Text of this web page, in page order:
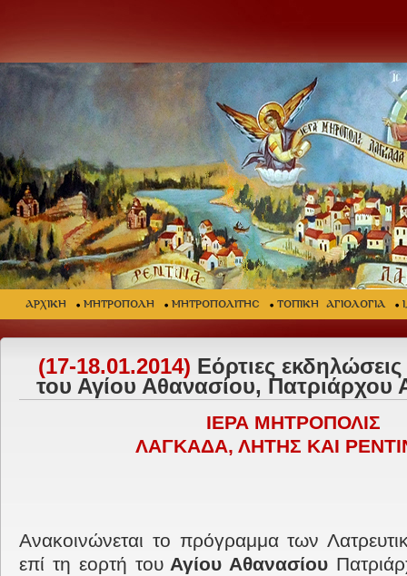
ΑΡΧΙΚΗ ΜΗΤΡΟΠΟΛΗ ΜΗΤΡΟΠΟΛΙΤΗΣ ΤΟΠΙΚΗ ΑΓΙΟΛΟΓΙΑ
(17-18.01.2014) Εόρτιες
του Αγίου Αθανασίου, Πατριάρχου
ΙΕΡΑ ΜΗΤΡΟΠΟΛΙΣ
ΛΑΓΚΑΔΑ, ΛΗΤΗΣ ΚΑΙ
Ανακοινώνεται το πρόγραμμα των
επί τη εορτή τουΑγίου Αθανασίου